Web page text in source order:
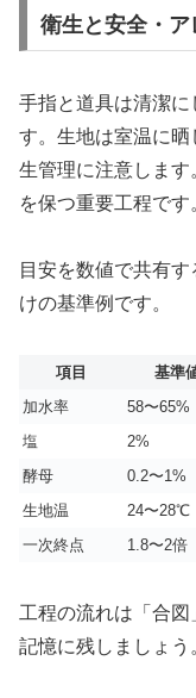
衛生と安全・
手指と道具は清潔に
す。生地は室温に
生管理に注意します
を保つ重要工程です
目安を数値で共有
けの基準例です。
項目 基準
加水率
58〜65%
塩
2%
酵母
0.2〜1%
生地温
24〜28℃
一次終点
1.8〜2倍
工程の流れは「合
記憶に残しましょう